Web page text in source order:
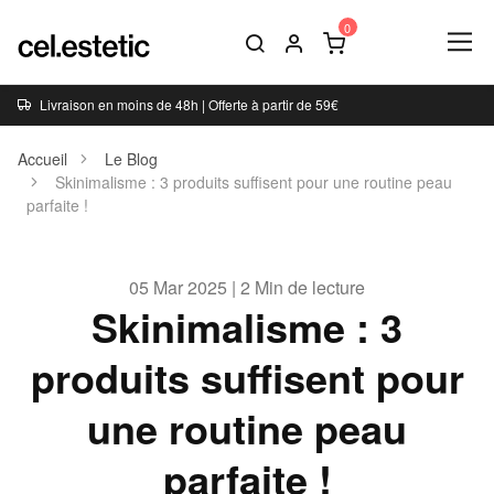
Livraison en moins de 48h | Offerte à partir de 59€
Accueil
Le Blog
Skinimalisme : 3 produits suffisent pour une routine peau
parfaite !
05 Mar 2025 | 2 Min de lecture
Skinimalisme : 3
produits suffisent pour
une routine peau
parfaite !